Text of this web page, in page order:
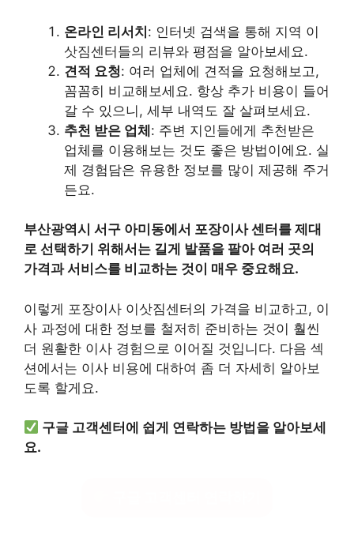
온라인 리서치: 인터넷 검색을 통해 지역 이
삿짐센터들의 리뷰와 평점을 알아보세요.
견적 요청: 여러 업체에 견적을 요청해보고,
꼼꼼히 비교해보세요. 항상 추가 비용이 들어
갈 수 있으니, 세부 내역도 잘 살펴보세요.
추천 받은 업체: 주변 지인들에게 추천받은
업체를 이용해보는 것도 좋은 방법이에요. 실
제 경험담은 유용한 정보를 많이 제공해 주거
든요.
부산광역시 서구 아미동에서 포장이사 센터를 제대
로 선택하기 위해서는 길게 발품을 팔아 여러 곳의
가격과 서비스를 비교하는 것이 매우 중요해요.
이렇게 포장이사 이삿짐센터의 가격을 비교하고, 이
사 과정에 대한 정보를 철저히 준비하는 것이 훨씬
더 원활한 이사 경험으로 이어질 것입니다. 다음 섹
션에서는 이사 비용에 대하여 좀 더 자세히 알아보
도록 할게요.
구글 고객센터에 쉽게 연락하는 방법을 알아보세
요.